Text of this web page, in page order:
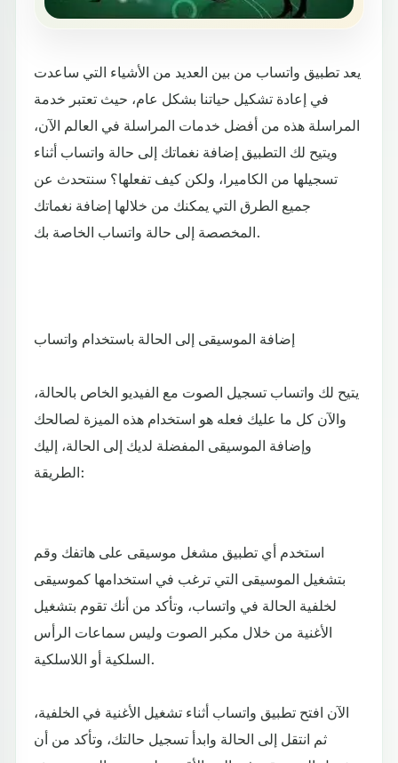
يعد تطبيق واتساب من بين العديد من الأشياء التي ساعدت
في إعادة تشكيل حياتنا بشكل عام، حيث تعتبر خدمة
المراسلة هذه من أفضل خدمات المراسلة في العالم الآن،
ويتيح لك التطبيق إضافة نغماتك إلى حالة واتساب أثناء
تسجيلها من الكاميرا، ولكن كيف تفعلها؟ سنتحدث عن
جميع الطرق التي يمكنك من خلالها إضافة نغماتك
المخصصة إلى حالة واتساب الخاصة بك.
إضافة الموسيقى إلى الحالة باستخدام واتساب
يتيح لك واتساب تسجيل الصوت مع الفيديو الخاص بالحالة،
والآن كل ما عليك فعله هو استخدام هذه الميزة لصالحك
وإضافة الموسيقى المفضلة لديك إلى الحالة، إليك
الطريقة:
استخدم أي تطبيق مشغل موسيقى على هاتفك وقم
بتشغيل الموسيقى التي ترغب في استخدامها كموسيقى
لخلفية الحالة في واتساب، وتأكد من أنك تقوم بتشغيل
الأغنية من خلال مكبر الصوت وليس سماعات الرأس
السلكية أو اللاسلكية.
الآن افتح تطبيق واتساب أثناء تشغيل الأغنية في الخلفية،
ثم انتقل إلى الحالة وابدأ تسجيل حالتك، وتأكد من أن